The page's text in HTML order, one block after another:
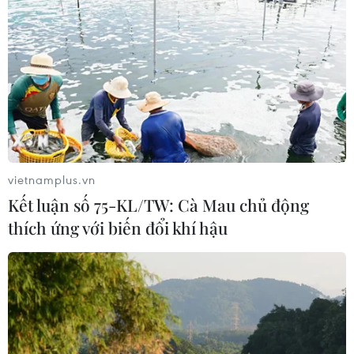
Bãi bỏ một số văn bản quy phạm
pháp luật không còn phù hợp
06/08/2026 09:59
Khởi tố người đi bộ gây tai nạn chết
người trên quốc lộ ở Quảng Trị
06/08/2026 09:44
Khởi tố Chủ tịch Hội đồng quản trị,
Giám đốc Công ty cổ phần Mekolor
06/08/2026 09:06
vietnamplus.vn
Kết luận số 75-KL/TW: Cà Mau chủ động
thích ứng với biến đổi khí hậu